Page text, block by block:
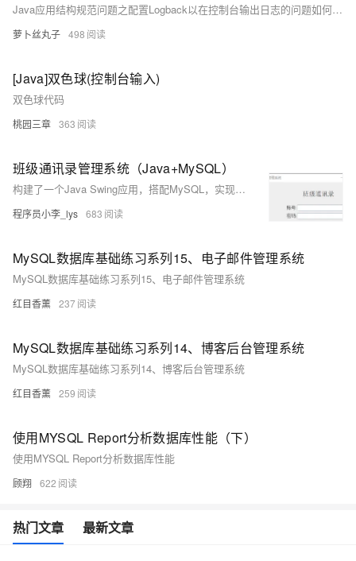
Java应用结构规范问题之配置Logback以在控制台输出日志的问题如何解决
萝卜丝丸子 498
[Java]双色球(控制台输入)
双色球代码
桃园三章 363
班级通讯录管理系统（Java+MySQL）
构建了一个Java Swing应用，搭配MySQL，实现班级通讯录管理。系统具备管理员登录、班级与学生信息的增删改查功能，每个班级窗口独立且自适应布局。利用GBK编码处理中文，JDBC连接数据库，优化窗口复用和代码结构，数据变更实时同步。示例截图展示详细界面。
程序员小李_lys 683
MySQL数据库基础练习系列15、电子邮件管理系统
MySQL数据库基础练习系列15、电子邮件管理系统
红目香薰 237
MySQL数据库基础练习系列14、博客后台管理系统
MySQL数据库基础练习系列14、博客后台管理系统
红目香薰 259
使用MYSQL Report分析数据库性能（下）
使用MYSQL Report分析数据库性能
顾翔 622
热门文章 最新文章